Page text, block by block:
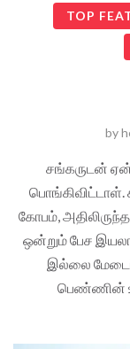
TOP
by
சங்கருடன்
பொங்கிவிட்டாள்.
கோபம்,
ஒன்றும் பேச
இல்லை
பெண்ணின்